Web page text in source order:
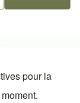
pour la